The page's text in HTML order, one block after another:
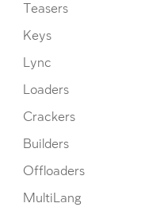
Teasers
Keys
Lync
Loaders
Crackers
Builders
Offloaders
MultiLang